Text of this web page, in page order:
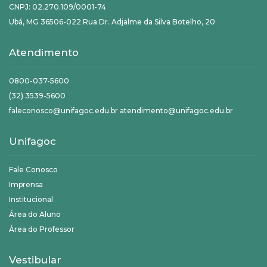
CNPJ: 02.270.109/0001-74
Ubá, MG 36506-022 Rua Dr. Adjalme da Silva Botelho, 20
Atendimento
0800-037-5600
(32) 3539-5600
faleconosco@unifagoc.edu.br atendimento@unifagoc.edu.br
Unifagoc
Fale Conosco
Imprensa
Institucional
Área do Aluno
Área do Professor
Vestibular